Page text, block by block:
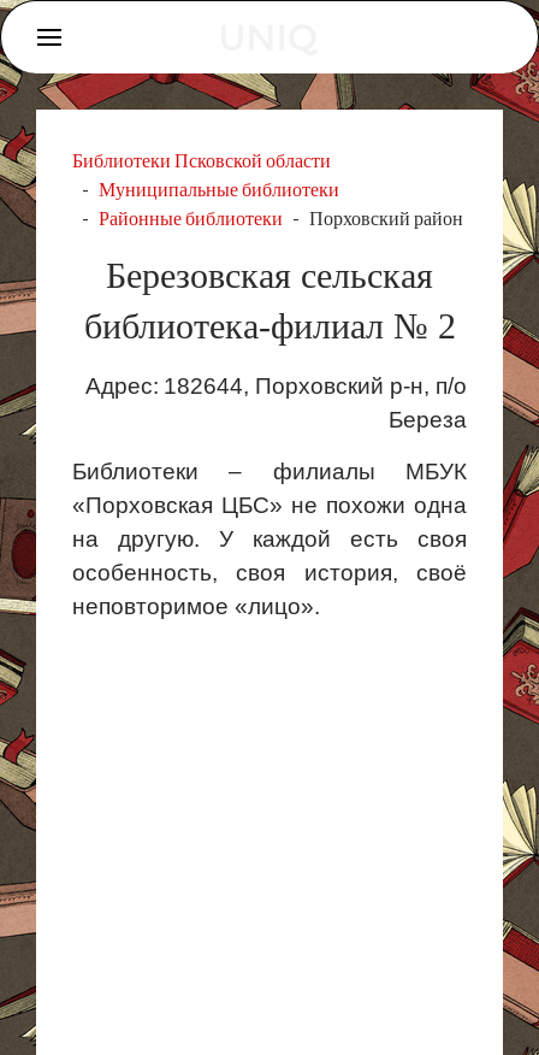
Библиотеки Псковской области
Муниципальные библиотеки
Районные библиотеки
Порховский район
Березовская сельская
библиотека-филиал № 2
Адрес: 182644, Порховский р-н, п/о
Береза
Библиотеки – филиалы МБУК
«Порховская ЦБС» не похожи одна
на другую. У каждой есть своя
особенность, своя история, своё
неповторимое «лицо».